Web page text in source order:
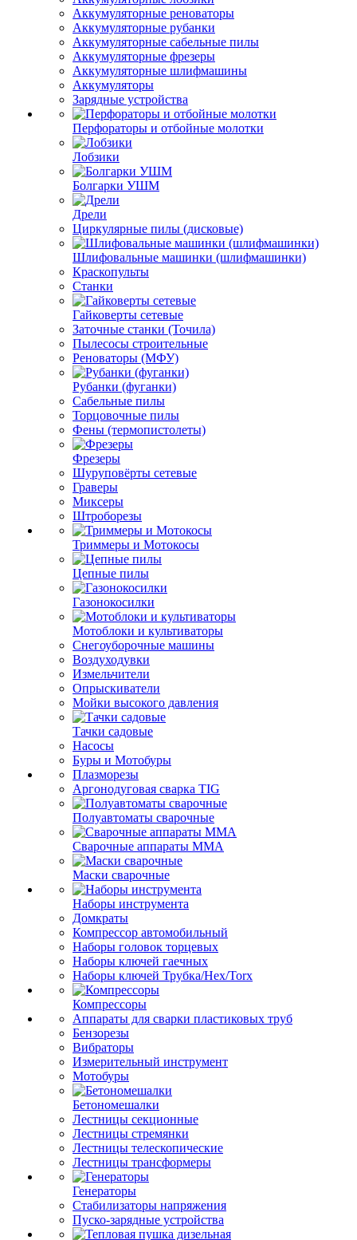
Аккумуляторные реноваторы
Аккумуляторные рубанки
Аккумуляторные сабельные пилы
Аккумуляторные фрезеры
Аккумуляторные шлифмашины
Аккумуляторы
Зарядные устройства
Перфораторы и отбойные молотки
Лобзики
Болгарки УШМ
Дрели
Циркулярные пилы (дисковые)
Шлифовальные машинки (шлифмашинки)
Краскопульты
Станки
Гайковерты сетевые
Заточные станки (Точила)
Пылесосы строительные
Реноваторы (МФУ)
Рубанки (фуганки)
Сабельные пилы
Торцовочные пилы
Фены (термопистолеты)
Фрезеры
Шуруповёрты сетевые
Граверы
Миксеры
Штроборезы
Триммеры и Мотокосы
Цепные пилы
Газонокосилки
Мотоблоки и культиваторы
Снегоуборочные машины
Воздуходувки
Измельчители
Опрыскиватели
Мойки высокого давления
Тачки садовые
Насосы
Буры и Мотобуры
Плазморезы
Аргонодуговая сварка TIG
Полуавтоматы сварочные
Сварочные аппараты ММА
Маски сварочные
Наборы инструмента
Домкраты
Компрессор автомобильный
Наборы головок торцевых
Наборы ключей гаечных
Наборы ключей Трубка/Hex/Torx
Компрессоры
Аппараты для сварки пластиковых труб
Бензорезы
Вибраторы
Измерительный инструмент
Мотобуры
Бетономешалки
Лестницы секционные
Лестницы стремянки
Лестницы телескопические
Лестницы трансформеры
Генераторы
Стабилизаторы напряжения
Пуско-зарядные устройства